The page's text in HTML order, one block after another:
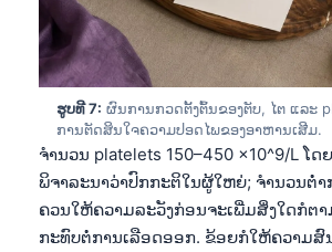
ຮູບທີ 7: ຜົນການກວດຕັ້ງຕົ້ນຂອງຕັບ, ໄຕ ແລະ
ການຕັດສິນໃຈຄວາມປອດໄພຂອງອາຫານເສີມ.
ຈຳນວນ platelets 150–450 x10^9/L ໂດ
ພິຈາລະນາວ່າປົກກະຕິໃນຜູ້ໃຫຍ່; ຈຳນວນຕ່ຳ
ຄວນໃຫ້ຄວາມລະວັງກ່ອນຈະເພີ່ມສິ່ງໃດກໍຕ
ກະທົບຕໍ່ການເລືອດອອກ. ຂ້ອຍກໍໃຫ້ຄວາມສົ
Hrvatski
Slovenčina
كوردی‎
پښتو
سنڌي
සිංහල
অসমীয়া